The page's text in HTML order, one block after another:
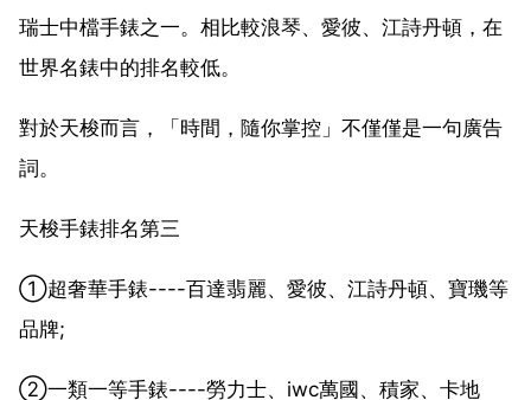
瑞士中檔手錶之一。相比較浪琴、愛彼、江詩丹頓，在
世界名錶中的排名較低。
對於天梭而言，「時間，隨你掌控」不僅僅是一句廣告
詞。
天梭手錶排名第三
①超奢華手錶----百達翡麗、愛彼、江詩丹頓、寶璣等
品牌;
②一類一等手錶----勞力士、iwc萬國、積家、卡地